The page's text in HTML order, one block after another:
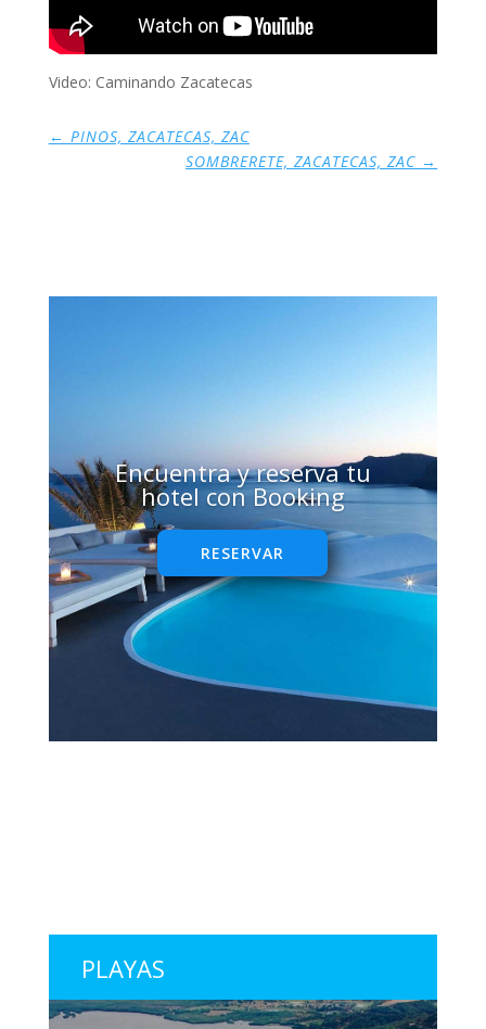
Video: Caminando Zacatecas
← PINOS, ZACATECAS, ZAC
SOMBRERETE, ZACATECAS, ZAC →
Encuentra y reserva tu
hotel con Booking
RESERVAR
PLAYAS